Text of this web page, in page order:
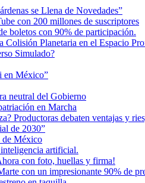
se Llena de Novedades”
con 200 millones de suscriptores
boletos con 90% de participación.
Colisión Planetaria en el Espacio
Simulado?
en México”
neutral del Gobierno
en Marcha
Productoras debaten ventajas y
de 2030”
de México
artificial.
con foto, huellas y firma!
con un impresionante 90% de